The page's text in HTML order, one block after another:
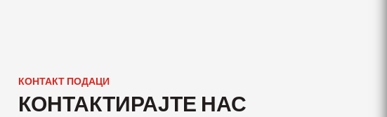
КОНТАКТ ПОДАЦИ
КОНТАКТИРАЈТЕ НАС